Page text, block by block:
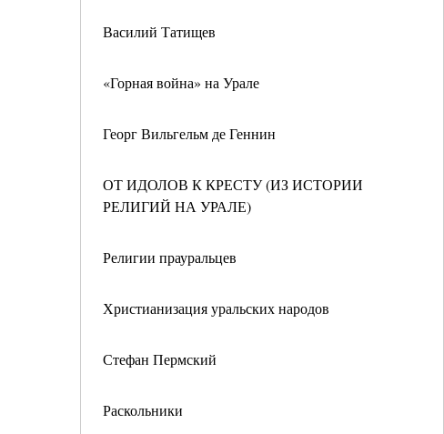
Василий Татищев
«Горная война» на Урале
Георг Вильгельм де Геннин
ОТ ИДОЛОВ К КРЕСТУ (ИЗ ИСТОРИИ
РЕЛИГИЙ НА УРАЛЕ)
Религии прауральцев
Христианизация уральских народов
Стефан Пермский
Раскольники